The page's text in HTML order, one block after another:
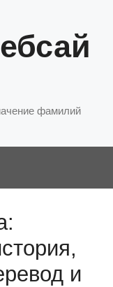
фамилий
и